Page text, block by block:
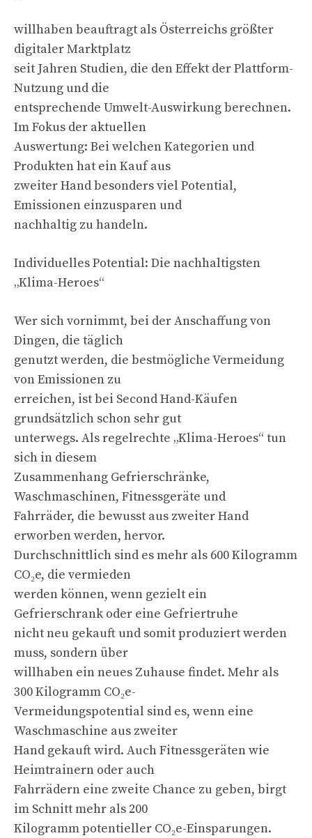
willhaben beauftragt als Österreichs größter
digitaler Marktplatz
seit Jahren Studien, die den Effekt der Plattform-
Nutzung und die
entsprechende Umwelt-Auswirkung berechnen.
Im Fokus der aktuellen
Auswertung: Bei welchen Kategorien und
Produkten hat ein Kauf aus
zweiter Hand besonders viel Potential,
Emissionen einzusparen und
nachhaltig zu handeln.
Individuelles Potential: Die nachhaltigsten
„Klima-Heroes“
Wer sich vornimmt, bei der Anschaffung von
Dingen, die täglich
genutzt werden, die bestmögliche Vermeidung
von Emissionen zu
erreichen, ist bei Second Hand-Käufen
grundsätzlich schon sehr gut
unterwegs. Als regelrechte „Klima-Heroes“ tun
sich in diesem
Zusammenhang Gefrierschränke,
Waschmaschinen, Fitnessgeräte und
Fahrräder, die bewusst aus zweiter Hand
erworben werden, hervor.
Durchschnittlich sind es mehr als 600 Kilogramm
CO₂e, die vermieden
werden können, wenn gezielt ein
Gefrierschrank oder eine Gefriertruhe
nicht neu gekauft und somit produziert werden
muss, sondern über
willhaben ein neues Zuhause findet. Mehr als
300 Kilogramm CO₂e-
Vermeidungspotential sind es, wenn eine
Waschmaschine aus zweiter
Hand gekauft wird. Auch Fitnessgeräten wie
Heimtrainern oder auch
Fahrrädern eine zweite Chance zu geben, birgt
im Schnitt mehr als 200
Kilogramm potentieller CO₂e-Einsparungen.